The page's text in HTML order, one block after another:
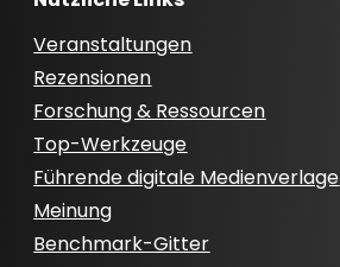
Veranstaltungen
Rezensionen
Forschung & Ressourcen
Top-Werkzeuge
Führende digitale Medienverlage
Meinung
Benchmark-Gitter